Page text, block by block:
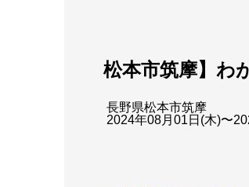
松本市筑摩】わ
長野県松本市筑摩
2024年08月01日(木)〜